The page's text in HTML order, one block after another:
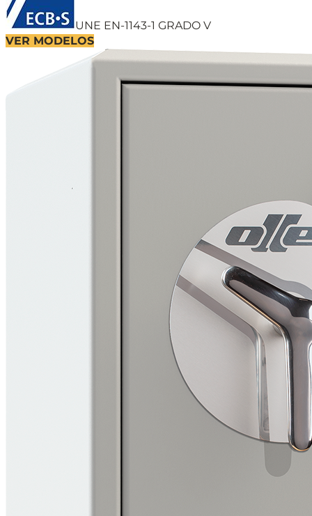
UNE EN-1143-1 GRADO V
VER MODELOS